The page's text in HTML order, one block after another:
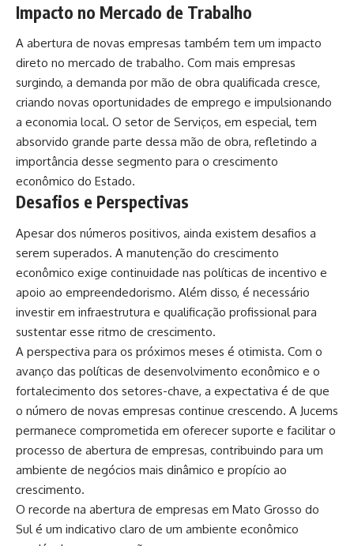
Impacto no Mercado de Trabalho
A abertura de novas empresas também tem um impacto
direto no mercado de trabalho. Com mais empresas
surgindo, a demanda por mão de obra qualificada cresce,
criando novas oportunidades de emprego e impulsionando
a economia local. O setor de Serviços, em especial, tem
absorvido grande parte dessa mão de obra, refletindo a
importância desse segmento para o crescimento
econômico do Estado.
Desafios e Perspectivas
Apesar dos números positivos, ainda existem desafios a
serem superados. A manutenção do crescimento
econômico exige continuidade nas políticas de incentivo e
apoio ao empreendedorismo. Além disso, é necessário
investir em infraestrutura e qualificação profissional para
sustentar esse ritmo de crescimento.
A perspectiva para os próximos meses é otimista. Com o
avanço das políticas de desenvolvimento econômico e o
fortalecimento dos setores-chave, a expectativa é de que
o número de novas empresas continue crescendo. A Jucems
permanece comprometida em oferecer suporte e facilitar o
processo de abertura de empresas, contribuindo para um
ambiente de negócios mais dinâmico e propício ao
crescimento.
O recorde na abertura de empresas em Mato Grosso do
Sul é um indicativo claro de um ambiente econômico